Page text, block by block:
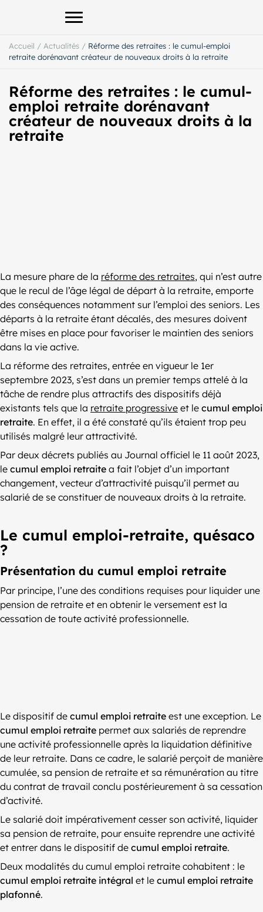
Afficher le menu principal
Accueil / Actualités / Réforme des retraites : le cumul-emploi
retraite dorénavant créateur de nouveaux droits à la retraite
Réforme des retraites : le cumul-
emploi retraite dorénavant
créateur de nouveaux droits à la
retraite
La mesure phare de la réforme des retraites, qui n’est autre
que le recul de l’âge légal de départ à la retraite, emporte
des conséquences notamment sur l’emploi des seniors. Les
départs à la retraite étant décalés, des mesures doivent
être mises en place pour favoriser le maintien des seniors
dans la vie active.
La réforme des retraites, entrée en vigueur le 1er
septembre 2023, s’est dans un premier temps attelé à la
tâche de rendre plus attractifs des dispositifs déjà
existants tels que la retraite progressive et le cumul emploi
retraite. En effet, il a été constaté qu’ils étaient trop peu
utilisés malgré leur attractivité.
Par deux décrets publiés au Journal officiel le 11 août 2023,
le cumul emploi retraite a fait l’objet d’un important
changement, vecteur d’attractivité puisqu’il permet au
salarié de se constituer de nouveaux droits à la retraite.
Le cumul emploi-retraite, quésaco
?
Présentation du cumul emploi retraite
Par principe, l’une des conditions requises pour liquider une
pension de retraite et en obtenir le versement est la
cessation de toute activité professionnelle.
Le dispositif de cumul emploi retraite est une exception. Le
cumul emploi retraite permet aux salariés de reprendre
une activité professionnelle après la liquidation définitive
de leur retraite. Dans ce cadre, le salarié perçoit de manière
cumulée, sa pension de retraite et sa rémunération au titre
du contrat de travail conclu postérieurement à sa cessation
d’activité.
Le salarié doit impérativement cesser son activité, liquider
sa pension de retraite, pour ensuite reprendre une activité
et entrer dans le dispositif de cumul emploi retraite.
Deux modalités du cumul emploi retraite cohabitent : le
cumul emploi retraite intégral et le cumul emploi retraite
plafonné.